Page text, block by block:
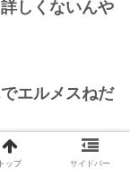
しくないんや
エルメスねだ
トップ サイドバー